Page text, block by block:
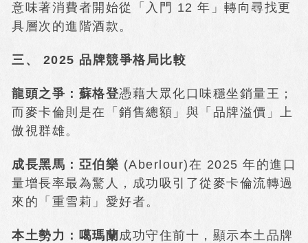
意味著消費者開始從「入門 12 年」轉向尋找更
具層次的進階酒款。
三、 2025 品牌競爭格局比較
龍頭之爭：蘇格登憑藉大眾化口味穩坐銷量王；
而麥卡倫則是在「銷售總額」與「品牌溢價」上
傲視群雄。
成長黑馬：亞伯樂 (Aberlour)在 2025 年的進口
量增長率最為驚人，成功吸引了從麥卡倫流轉過
來的「重雪莉」愛好者。
本土勢力：噶瑪蘭成功守住前十，顯示本土品牌